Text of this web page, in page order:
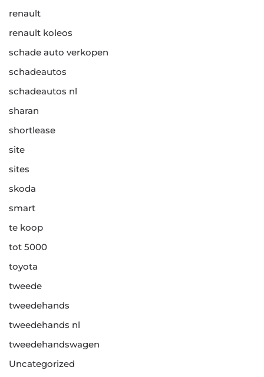
renault
renault koleos
schade auto verkopen
schadeautos
schadeautos nl
sharan
shortlease
site
sites
skoda
smart
te koop
tot 5000
toyota
tweede
tweedehands
tweedehands nl
tweedehandswagen
Uncategorized